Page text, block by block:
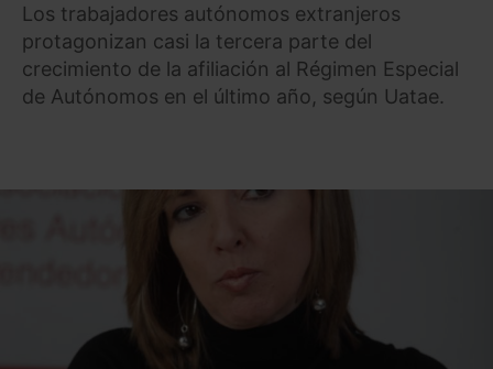
Los trabajadores autónomos extranjeros
protagonizan casi la tercera parte del
crecimiento de la afiliación al Régimen Especial
de Autónomos en el último año, según Uatae.